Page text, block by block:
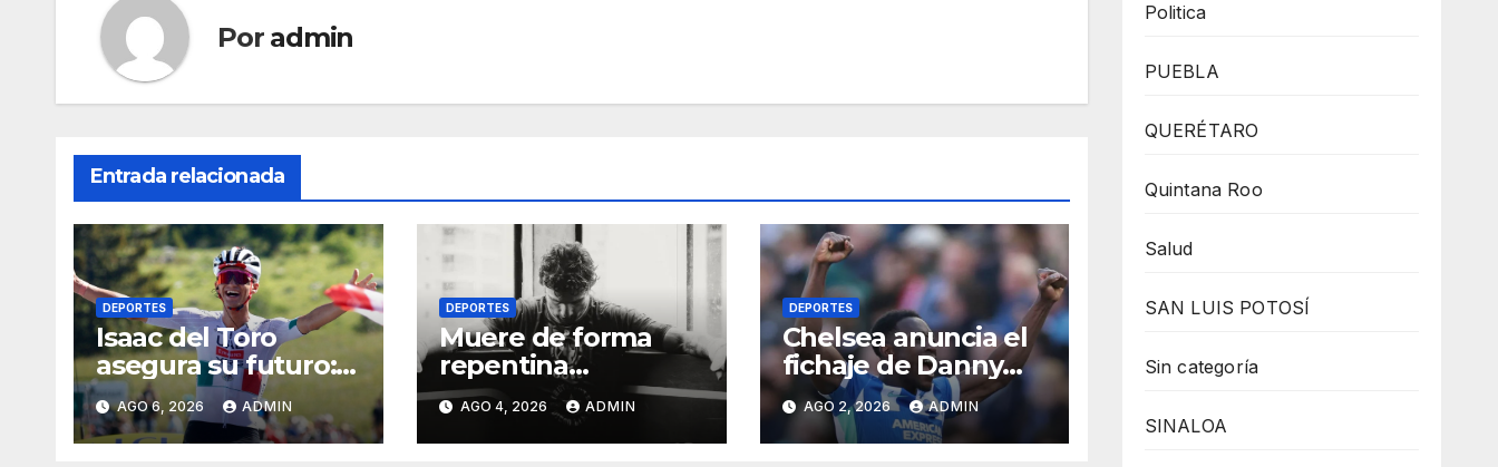
Por admin
Entrada relacionada
DEPORTES
Isaac del Toro
asegura su futuro:
renueva con UAE
Team Emirates
hasta 2031
AGO 6, 2026 ADMIN
DEPORTES
Muere de forma
repentina
expeleador de la
UFC; investigan las
causas
AGO 4, 2026 ADMIN
DEPORTES
Chelsea anuncia el
fichaje de Danny
Welbeck para la
próxima temporada
de Premier League
AGO 2, 2026 ADMIN
Politica
PUEBLA
QUERÉTARO
Quintana Roo
Salud
SAN LUIS POTOSÍ
Sin categoría
SINALOA